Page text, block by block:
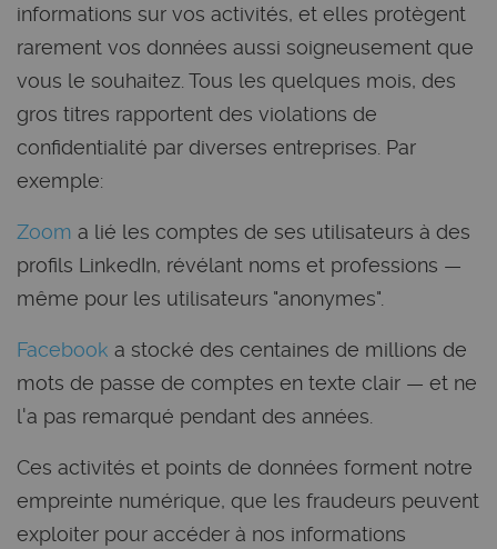
informations sur vos activités, et elles protègent
rarement vos données aussi soigneusement que
vous le souhaitez. Tous les quelques mois, des
gros titres rapportent des violations de
confidentialité par diverses entreprises. Par
exemple:
Zoom a lié les comptes de ses utilisateurs à des
profils LinkedIn, révélant noms et professions —
même pour les utilisateurs "anonymes".
Facebook a stocké des centaines de millions de
mots de passe de comptes en texte clair — et ne
l'a pas remarqué pendant des années.
Ces activités et points de données forment notre
empreinte numérique, que les fraudeurs peuvent
exploiter pour accéder à nos informations